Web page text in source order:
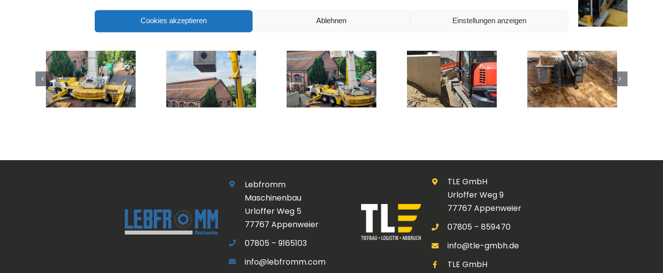
Cookies akzeptieren Ablehnen Einstellungen anzeigen
Lebfromm
Maschinenbau
Urloffer Weg 5
77767 Appenweier
07805 – 9165103
info@lebfromm.com
TLE GmbH
Urloffer Weg 9
77767 Appenweier
07805 – 859470
info@tle-gmbh.de
TLE GmbH